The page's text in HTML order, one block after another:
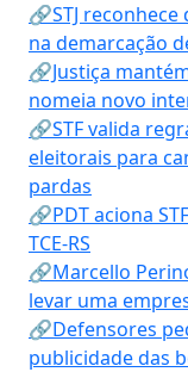
🔗STJ
na demarcação
🔗Justiça
nomeia novo
🔗STF valida
eleitorais para
pardas
🔗PDT aciona
TCE-RS
🔗Marcello
levar uma
🔗Defensores
publicidade das